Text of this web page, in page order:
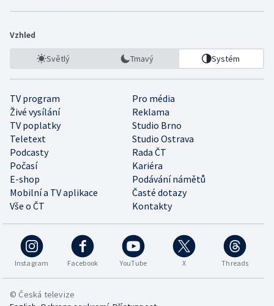
Vzhled
Světlý Tmavý Systém
TV program
Pro média
Živé vysílání
Reklama
TV poplatky
Studio Brno
Teletext
Studio Ostrava
Podcasty
Rada ČT
Počasí
Kariéra
E-shop
Podávání námětů
Mobilní a TV aplikace
Časté dotazy
Vše o ČT
Kontakty
Instagram Facebook YouTube X Threads
© Česká televize